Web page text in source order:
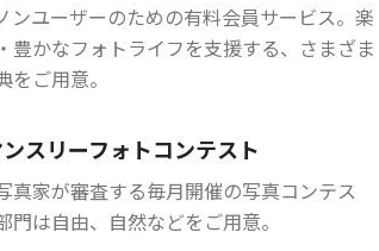
ンユーザーのための有料会員サービス。楽
豊かなフォトライフを支援する、さまざま
をご用意。
スリーフォトコンテスト
真家が審査する毎月開催の写真コンテス
門は自由、自然などをご用意。